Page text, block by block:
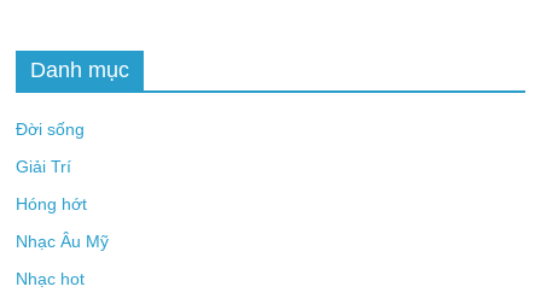
Danh mục
Đời sống
Giải Trí
Hóng hớt
Nhạc Âu Mỹ
Nhạc hot